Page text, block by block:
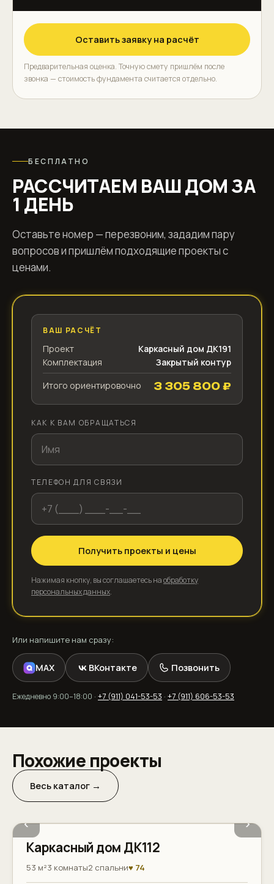
Оставить заявку на расчёт
Предварительная оценка. Точную смету пришлём после
звонка — стоимость фундамента считается отдельно.
БЕСПЛАТНО
РАССЧИТАЕМ ВАШ ДОМ ЗА
1 ДЕНЬ
Оставьте номер — перезвоним, зададим пару
вопросов и пришлём подходящие проекты с
ценами.
Или напишите нам сразу:
MAX ВКонтакте Позвонить
Ежедневно 9:00–18:00 · +7 (911) 041-53-53 · +7 (911) 606-53-53
ВАШ РАСЧЁТ
Проект
Каркасный дом ДК191
Комплектация
Закрытый контур
Итого ориентировочно
3 305 800 ₽
КАК К ВАМ ОБРАЩАТЬСЯ
ТЕЛЕФОН ДЛЯ СВЯЗИ
Получить проекты и цены
Нажимая кнопку, вы соглашаетесь наобработку
персональных данных.
Похожие проекты
Весь каталог →
‹ ›
Каркасный дом ДК112
53 м²3 комнаты2 спальни♥ 74